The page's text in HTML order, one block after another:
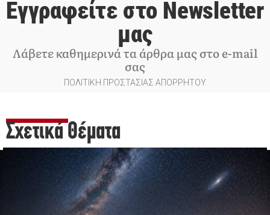
Εγγραφείτε στο Newsletter
μας
Λάβετε καθημερινά τα άρθρα μας στο e-mail
σας
ΠΟΛΙΤΙΚΗ ΠΡΟΣΤΑΣΙΑΣ ΑΠΟΡΡΗΤΟΥ
Σχετικά Θέματα